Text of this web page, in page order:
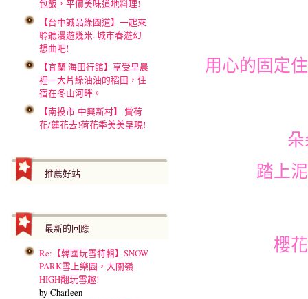
包飯，平價美味道地料理!
【台中誠品綠園道】一起來
聆聽漫遊幾米. 城市春遊幻
想曲吧!
【宜蘭 海田行館】享受早晨
裡一大片綠油油的稻田，住
宿在冬山河畔。
【南投市-中興新村】 賞荷
花/蓮花去!荷花季美美呈現!
推薦好站
最新的回應
Re:【韓國玩雪特輯】SNOW
PARK雪上樂園，大關嶺
HIGH翻玩雪趣!
by Charleen
用心的固定
踏上
櫻